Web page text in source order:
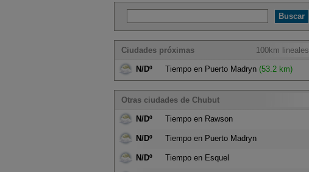
100km lineales
Ciudades próximas
N/Dº Tiempo en Puerto Madryn (53.2 km)
Otras ciudades de Chubut
N/Dº Tiempo en Rawson
N/Dº Tiempo en Puerto Madryn
N/Dº Tiempo en Esquel